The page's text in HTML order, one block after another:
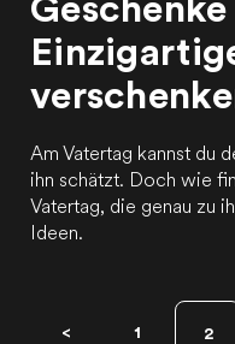
Am Vatertag kannst du
ihn schätzt. Doch wie
Vatertag, die genau zu
Ideen.
< 1 2